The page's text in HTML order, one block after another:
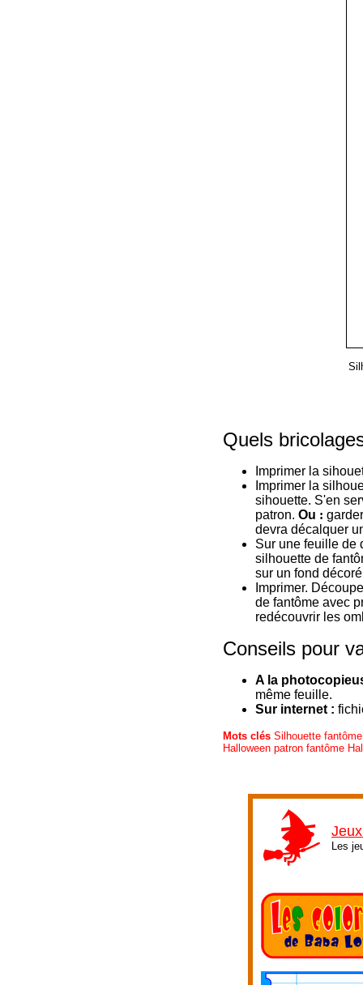
Quels
Imprimer la
Imprimer la
sihouette. S'en
patron. Ou :
devra décalquer
Sur une feuille de
silhouette de
sur un fond
Imprimer.
de fantôme avec
redécouvrir les
Conseils pour
A la
même feuille.
Sur internet :
Mots clés Silhouette
Halloween patron fantôme
Les